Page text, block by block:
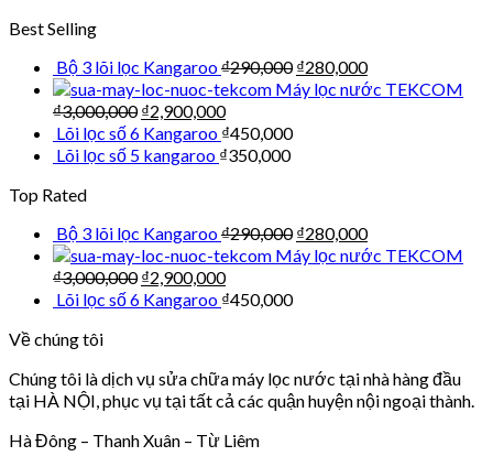
Best Selling
Bộ 3 lõi lọc Kangaroo₫290,000 ₫280,000
Máy lọc nước TEKCOM
₫3,000,000 ₫2,900,000
Lõi lọc số 6 Kangaroo ₫450,000
Lõi lọc số 5 kangaroo ₫350,000
Top Rated
Bộ 3 lõi lọc Kangaroo₫290,000 ₫280,000
Máy lọc nước TEKCOM
₫3,000,000 ₫2,900,000
Lõi lọc số 6 Kangaroo ₫450,000
Về chúng tôi
Chúng tôi là dịch vụ sửa chữa máy lọc nước tại nhà hàng đầu
tại HÀ NỘI, phục vụ tại tất cả các quận huyện nội ngoại thành.
Hà Đông – Thanh Xuân – Từ Liêm